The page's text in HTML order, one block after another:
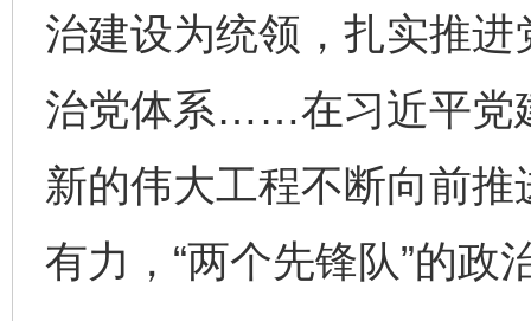
治建设为统领，扎实推
治党体系……在习近平党
新的伟大工程不断向前
有力，“两个先锋队”的政